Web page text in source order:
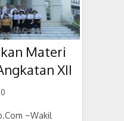
Materi
XII
0
~Wakil